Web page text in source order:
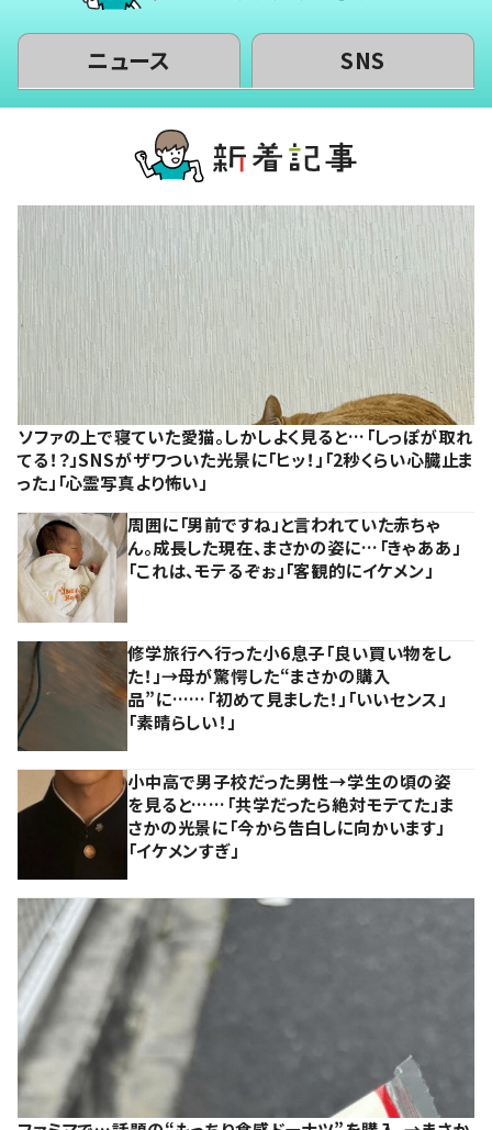
ニュース SNS
ソファの上で寝ていた愛猫。しかしよく見ると…「しっぽが取れ
てる！？」SNSがザワついた光景に「ヒッ！」「2秒くらい心臓止ま
った」「心霊写真より怖い」
周囲に「男前ですね」と言われていた赤ちゃ
ん。成長した現在、まさかの姿に…「きゃああ」
「これは、モテるぞぉ」「客観的にイケメン」
修学旅行へ行った小6息子「良い買い物をし
た！」→母が驚愕した“まさかの購入
品”に……「初めて見ました！」「いいセンス」
「素晴らしい！」
小中高で男子校だった男性→学生の頃の姿
を見ると……「共学だったら絶対モテてた」ま
さかの光景に「今から告白しに向かいます」
「イケメンすぎ」